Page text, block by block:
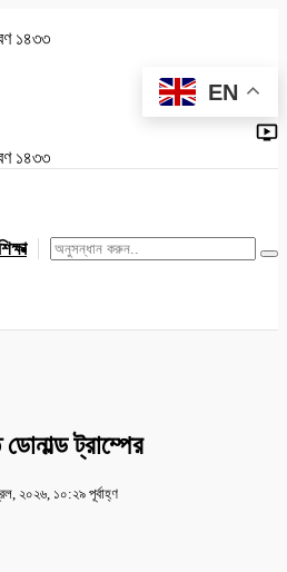
১৪৩৩
EN
১৪৩৩
খেলাধুলা জাতীয় যশোর
ট্রাম্পের
২০২৬, ১০:২৯ পূর্বাহ্ণ